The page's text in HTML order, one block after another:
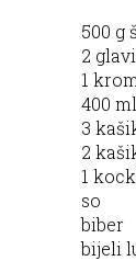
500 g
2
1
400
3
2
1
so
biber
bijeli